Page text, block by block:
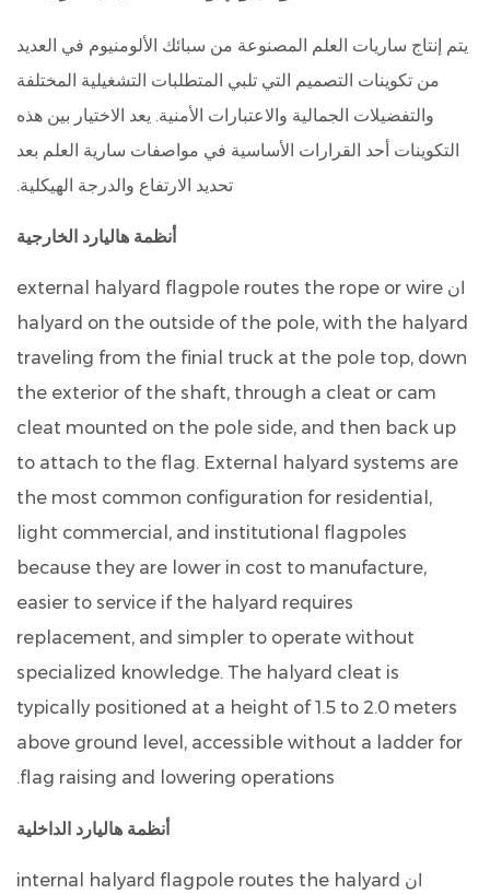
يتم إنتاج ساريات العلم المصنوعة من سبائك الألومنيوم في العديد
من تكوينات التصميم التي تلبي المتطلبات التشغيلية المختلفة
والتفضيلات الجمالية والاعتبارات الأمنية. يعد الاختيار بين هذه
التكوينات أحد القرارات الأساسية في مواصفات سارية العلم بعد
تحديد الارتفاع والدرجة الهيكلية.
أنظمة هاليارد الخارجية
ان external halyard flagpole routes the rope or wire
halyard on the outside of the pole, with the halyard
traveling from the finial truck at the pole top, down
the exterior of the shaft, through a cleat or cam
cleat mounted on the pole side, and then back up
to attach to the flag. External halyard systems are
the most common configuration for residential,
light commercial, and institutional flagpoles
because they are lower in cost to manufacture,
easier to service if the halyard requires
replacement, and simpler to operate without
specialized knowledge. The halyard cleat is
typically positioned at a height of 1.5 to 2.0 meters
above ground level, accessible without a ladder for
flag raising and lowering operations.
أنظمة هاليارد الداخلية
ان internal halyard flagpole routes the halyard